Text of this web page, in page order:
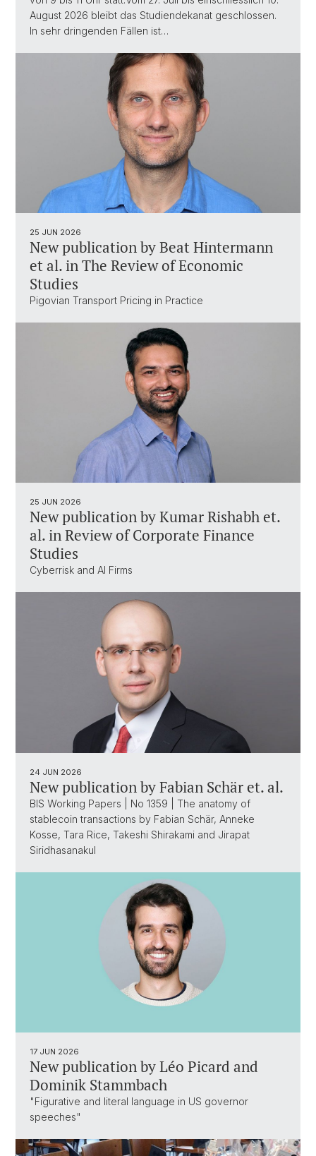
August 2026 bleibt das Studiendekanat geschlossen.
In sehr dringenden Fällen ist…
25 JUN 2026
New publication by Beat Hintermann
et al. in The Review of Economic
Studies
Pigovian Transport Pricing in Practice
25 JUN 2026
New publication by Kumar Rishabh et.
al. in Review of Corporate Finance
Studies
Cyberrisk and AI Firms
24 JUN 2026
New publication by Fabian Schär et. al.
BIS Working Papers | No 1359 | The anatomy of
stablecoin transactions by Fabian Schär, Anneke
Kosse, Tara Rice, Takeshi Shirakami and Jirapat
Siridhasanakul
17 JUN 2026
New publication by Léo Picard and
Dominik Stammbach
"Figurative and literal language in US governor
speeches"